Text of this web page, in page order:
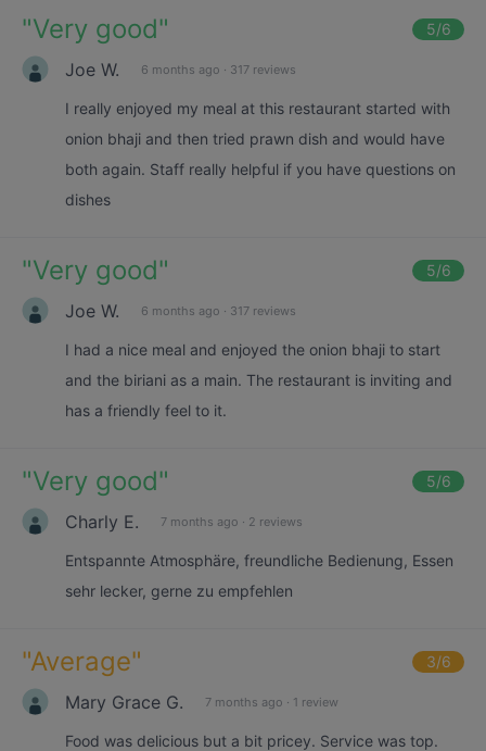
"Very good" 5/6
Joe W. 6 months ago · 317 reviews
I really enjoyed my meal at this restaurant started with
onion bhaji and then tried prawn dish and would have
both again. Staff really helpful if you have questions on
dishes
"Very good" 5/6
Joe W. 6 months ago · 317 reviews
I had a nice meal and enjoyed the onion bhaji to start
and the biriani as a main. The restaurant is inviting and
has a friendly feel to it.
"Very good" 5/6
Charly E. 7 months ago · 2 reviews
Entspannte Atmosphäre, freundliche Bedienung, Essen
sehr lecker, gerne zu empfehlen
"Average" 3/6
Mary Grace G. 7 months ago · 1 review
Food was delicious but a bit pricey. Service was top.